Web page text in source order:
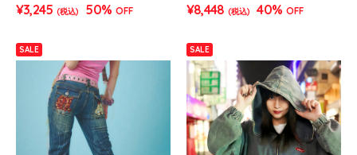
¥3,245 (税込) 50% OFF ¥8,448 (税込) 40% OFF
SALE SALE